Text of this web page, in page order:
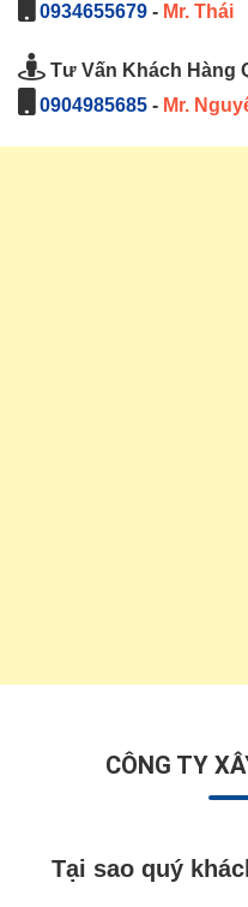
0934655679 - Mr. Thái
Tư Vấn Khách Hàng
0904985685 - Mr.
CÔNG TY
Tại sao quý